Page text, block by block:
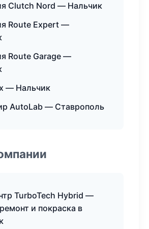
Clutch Nord — Нальчик
Route Expert —
Route Garage —
— Нальчик
AutoLab — Ставрополь
TurboTech Hybrid —
и покраска в